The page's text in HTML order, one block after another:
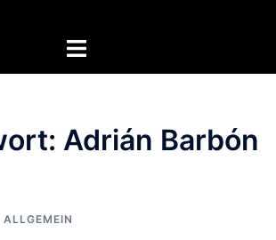
Menü
Adrián Barbón
ALLGEMEIN